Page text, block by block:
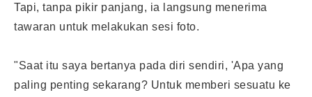
Tapi, tanpa pikir panjang, ia langsung menerima
tawaran untuk melakukan sesi foto.
"Saat itu saya bertanya pada diri sendiri, 'Apa yang
paling penting sekarang? Untuk memberi sesuatu ke